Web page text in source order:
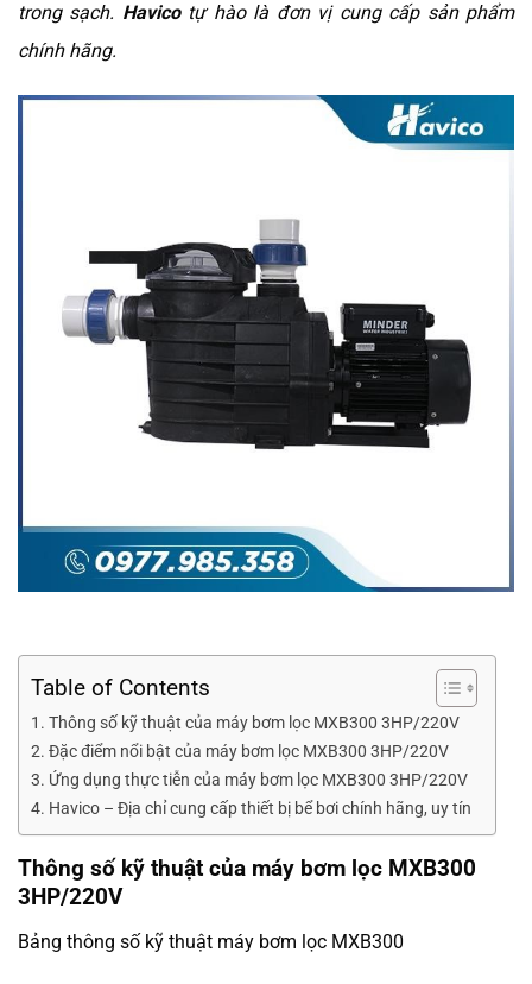
trong sạch. Havicotự hào là đơn vị cung cấp sản phẩm
chính hãng.
Table of Contents
Thông số kỹ thuật của máy bơm lọc MXB300 3HP/220V
Đặc điểm nổi bật của máy bơm lọc MXB300 3HP/220V
Ứng dụng thực tiễn của máy bơm lọc MXB300 3HP/220V
Havico – Địa chỉ cung cấp thiết bị bể bơi chính hãng, uy tín
Thông số kỹ thuật của máy bơm lọc MXB300
3HP/220V
Bảng thông số kỹ thuật máy bơm lọc MXB300